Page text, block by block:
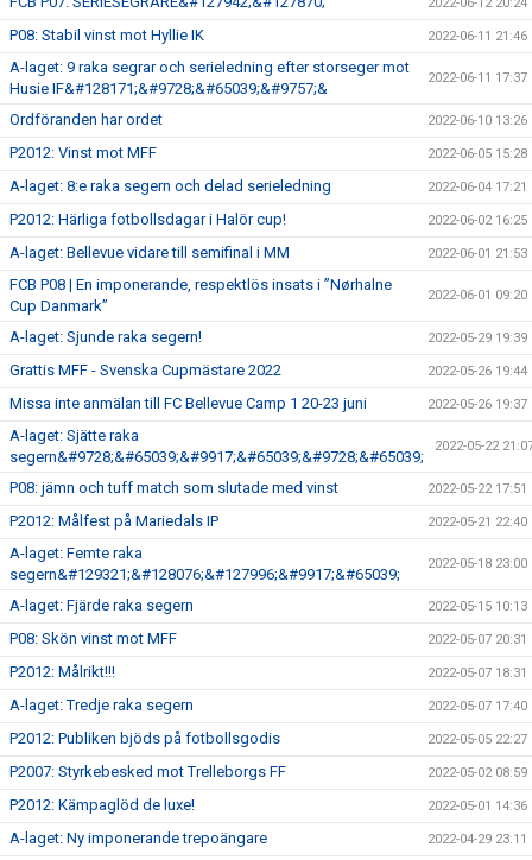
P08: Stabil vinst mot Hyllie IK 2022-06-11 21:46
A-laget: 9 raka segrar och serieledning efter storseger mot
Husie IF&#128171;&#9728;&#65039;&#9757;&
2022-06-11 17:37
Ordföranden har ordet 2022-06-10 13:26
P2012: Vinst mot MFF 2022-06-05 15:28
A-laget: 8:e raka segern och delad serieledning 2022-06-04 17:21
P2012: Härliga fotbollsdagar i Halör cup! 2022-06-02 16:25
A-laget: Bellevue vidare till semifinal i MM 2022-06-01 21:53
FCB P08 | En imponerande, respektlös insats i ”Nørhalne
Cup Danmark”
2022-06-01 09:20
A-laget: Sjunde raka segern! 2022-05-29 19:39
Grattis MFF - Svenska Cupmästare 2022 2022-05-26 19:44
Missa inte anmälan till FC Bellevue Camp 1 20-23 juni 2022-05-26 19:37
A-laget: Sjätte raka
segern&#9728;&#65039;&#9917;&#65039;&#9728;&#65039;
2022-05-22
P08: jämn och tuff match som slutade med vinst 2022-05-22 17:51
P2012: Målfest på Mariedals IP 2022-05-21 22:40
A-laget: Femte raka
segern&#129321;&#128076;&#127996;&#9917;&#65039;
2022-05-18 23:00
A-laget: Fjärde raka segern 2022-05-15 10:13
P08: Skön vinst mot MFF 2022-05-07 20:31
P2012: Målrikt!!! 2022-05-07 18:31
A-laget: Tredje raka segern 2022-05-07 17:40
P2012: Publiken bjöds på fotbollsgodis 2022-05-05 22:27
P2007: Styrkebesked mot Trelleborgs FF 2022-05-02 08:59
P2012: Kämpaglöd de luxe! 2022-05-01 14:36
A-laget: Ny imponerande trepoängare 2022-04-29 23:11